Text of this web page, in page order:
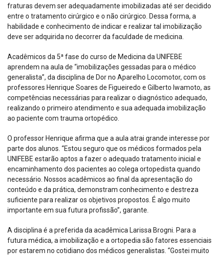
fraturas devem ser adequadamente imobilizadas até ser decidido
entre o tratamento cirúrgico e o não cirúrgico. Dessa forma, a
habilidade e conhecimento de indicar e realizar tal imobilização
deve ser adquirida no decorrer da faculdade de medicina.
Acadêmicos da 5ª fase do curso de Medicina da UNIFEBE
aprendem na aula de “imobilizações gessadas para o médico
generalista”, da disciplina de Dor no Aparelho Locomotor, com os
professores Henrique Soares de Figueiredo e Gilberto Iwamoto, as
competências necessárias para realizar o diagnóstico adequado,
realizando o primeiro atendimento e sua adequada imobilização
ao paciente com trauma ortopédico.
O professor Henrique afirma que a aula atrai grande interesse por
parte dos alunos. “Estou seguro que os médicos formados pela
UNIFEBE estarão aptos a fazer o adequado tratamento inicial e
encaminhamento dos pacientes ao colega ortopedista quando
necessário. Nossos acadêmicos ao final da apresentação do
conteúdo e da prática, demonstram conhecimento e destreza
suficiente para realizar os objetivos propostos. É algo muito
importante em sua futura profissão”, garante.
A disciplina é a preferida da acadêmica Larissa Brogni. Para a
futura médica, a imobilização e a ortopedia são fatores essenciais
por estarem no cotidiano dos médicos generalistas. “Gostei muito